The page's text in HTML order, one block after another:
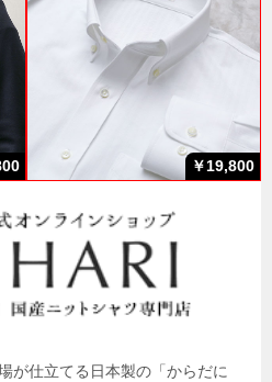
￥19,800
が仕立てる日本製の「からだに